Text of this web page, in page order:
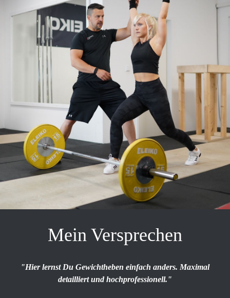
Mein Versprechen
"Hier lernst Du Gewichtheben einfach anders. Maximal
detailliert und hochprofessionell."